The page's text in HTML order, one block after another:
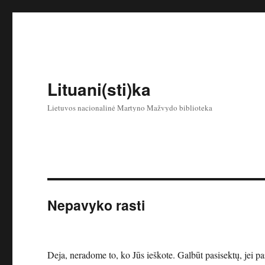
Lituani(sti)ka
Lietuvos nacionalinė Martyno Mažvydo biblioteka
Nepavyko rasti
Deja, neradome to, ko Jūs ieškote. Galbūt pasisektų, jei